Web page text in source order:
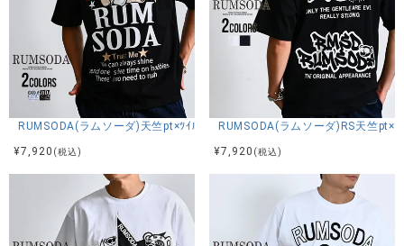
※当店スタッフの個人的な感想になります。お客様により、感
じ方等異なる場合がございますので、あくまでもご参考とし
てご利用ください。
RUMSODA(ラムソーダ)天竺pt×ﾂｲﾙｱｯﾌﾟﾘｹ刺繍ｾﾐBIGｸﾙｰ半袖TEE/全2色
¥7,920 (税込)
RUMSODA(ラムソーダ)RS天竺
¥7,920 (税込)